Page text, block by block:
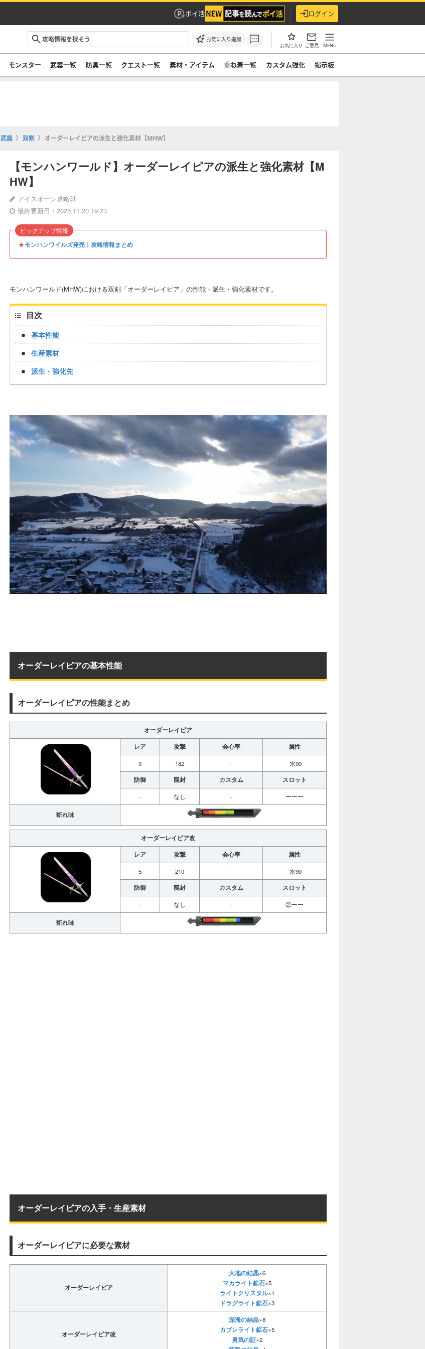
ポイ活 ログイン
お気に入り追加
お気に入り ご意見 MENU
モンスター 武器一覧 防具一覧 クエスト一覧 素材・アイテム 重ね着一覧 カスタム強化 掲示板
武器 双剣 オーダーレイピアの派生と強化素材【MHW】
【モンハンワールド】オーダーレイピアの派生と強化素材【M
HW】
アイスボーン攻略班
最終更新日：2025.11.20 19:23
★モンハンワイルズ発売！攻略情報まとめ
ピックアップ情報
モンハンワールド(MHW)における双剣「オーダーレイピア」の性能・派生・強化素材です。
目次
基本性能
生産素材
派生・強化先
オーダーレイピアの基本性能
オーダーレイピアの性能まとめ
オーダーレイピア
レア
攻撃 会心率 属性
3 182 - 水90
防御 龍封 カスタム スロット
- なし - ーーー
斬れ味
オーダーレイピア改
レア
攻撃 会心率 属性
5 210 - 水90
防御 龍封 カスタム スロット
- なし - ②ーー
斬れ味
オーダーレイピアの入手・生産素材
オーダーレイピアに必要な素材
オーダーレイピア
大地の結晶×6
マカライト鉱石×5
ライトクリスタル×1
ドラグライト鉱石×3
オーダーレイピア改
深海の結晶×8
カブレライト鉱石×5
勇気の証×2